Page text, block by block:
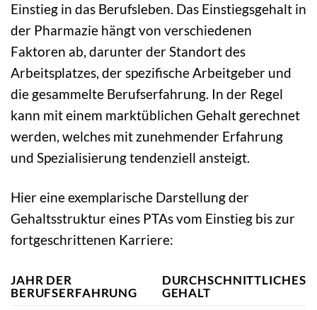
Einstieg in das Berufsleben. Das Einstiegsgehalt in
der Pharmazie hängt von verschiedenen
Faktoren ab, darunter der Standort des
Arbeitsplatzes, der spezifische Arbeitgeber und
die gesammelte Berufserfahrung. In der Regel
kann mit einem marktüblichen Gehalt gerechnet
werden, welches mit zunehmender Erfahrung
und Spezialisierung tendenziell ansteigt.
Hier eine exemplarische Darstellung der
Gehaltsstruktur eines PTAs vom Einstieg bis zur
fortgeschrittenen Karriere:
JAHR DER
BERUFSERFAHRUNG
DURCHSCHNITTLICHES
GEHALT